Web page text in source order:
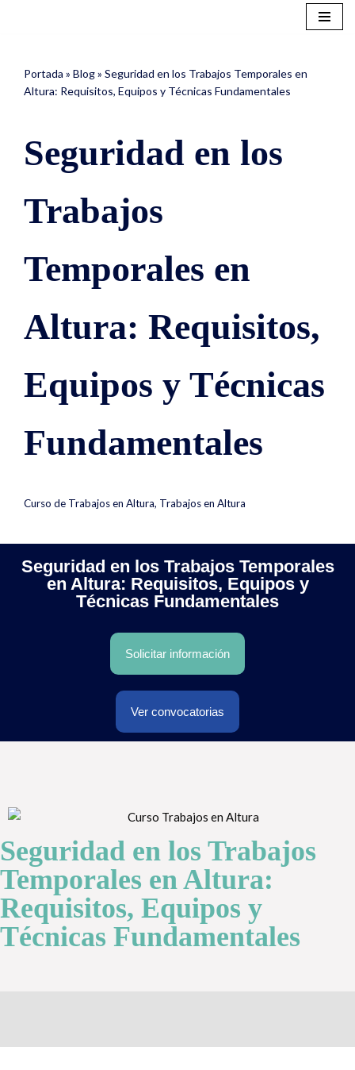
contenido
Portada » Blog» Seguridad en los Trabajos Temporales en
Altura: Requisitos, Equipos y Técnicas Fundamentales
Seguridad en los
Trabajos
Temporales en
Altura: Requisitos,
Equipos y Técnicas
Fundamentales
Curso de Trabajos en Altura, Trabajos en Altura
Seguridad en los Trabajos Temporales
en Altura: Requisitos, Equipos y
Técnicas Fundamentales
Solicitar información
Ver convocatorias
Seguridad en los Trabajos
Temporales en Altura:
Requisitos, Equipos y
Técnicas Fundamentales